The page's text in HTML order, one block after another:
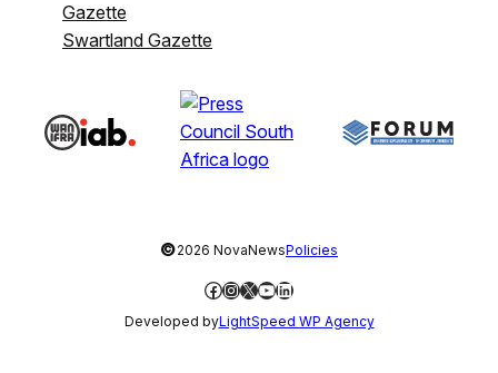
Gazette
Swartland Gazette
©2026 NovaNewsPolicies
Facebook
Instagram
X YouTube
LinkedIn
Developed byLightSpeed WP Agency